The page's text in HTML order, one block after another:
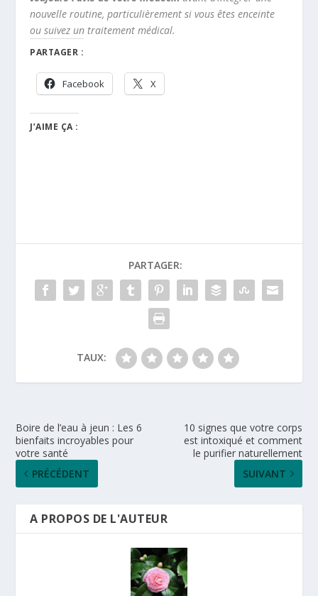
nouvelle routine, particulièrement si vous êtes enceinte
ou suivez un traitement médical.
PARTAGER :
Facebook X
J’AIME ÇA :
PARTAGER:
TAUX:
Boire de l’eau à jeun : Les 6
bienfaits incroyables pour
votre santé
PRÉCÉDENT
10 signes que votre corps
est intoxiqué et comment
le purifier naturellement
SUIVANT
A PROPOS DE L'AUTEUR